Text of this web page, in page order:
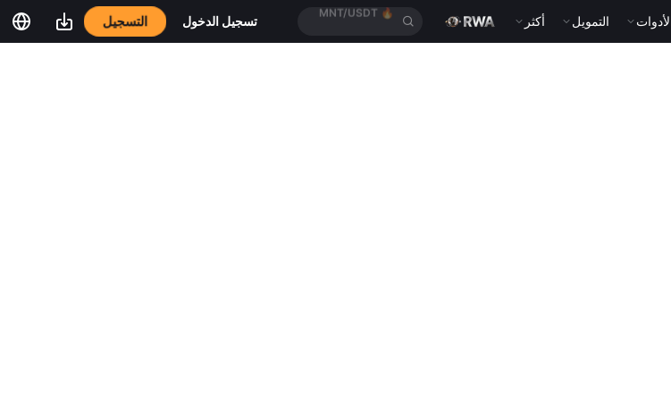
التمويل أكثر 🔥
BTC/USDT تسجيل الدخول التسجيل